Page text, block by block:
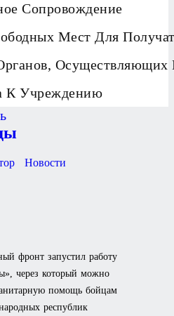
Сопровождение
Мест Для
Осуществляющих
К Учреждению
Новости
фронт запустил работу
через который можно
помощь бойцам
республик